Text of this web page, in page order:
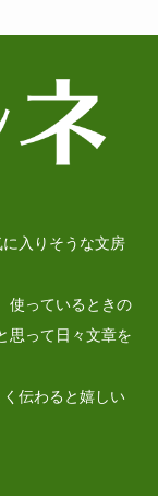
入りそうな文房
使っているときの
思って日々文章を
伝わると嬉しい